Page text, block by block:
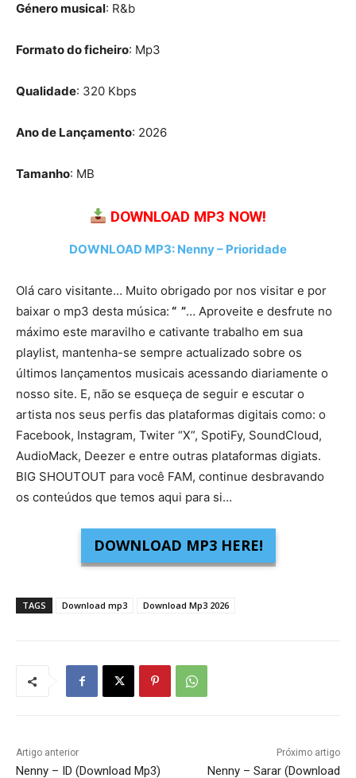
Género musical: R&b
Formato do ficheiro: Mp3
Qualidade: 320 Kbps
Ano de Lançamento: 2026
Tamanho: MB
DOWNLOAD MP3 NOW!
DOWNLOAD MP3: Nenny – Prioridade
Olá caro visitante… Muito obrigado por nos visitar e por
baixar o mp3 desta música: “ ”… Aproveite e desfrute no
máximo este maravilho e cativante trabalho em sua
playlist, mantenha-se sempre actualizado sobre os
últimos lançamentos musicais acessando diariamente o
nosso site. E, não se esqueça de seguir e escutar o
artista nos seus perfis das plataformas digitais como: o
Facebook, Instagram, Twiter “X”, SpotiFy, SoundCloud,
AudioMack, Deezer e entre outras plataformas digiats.
BIG SHOUTOUT para você FAM, continue desbravando
os conteúdos que temos aqui para si…
DOWNLOAD MP3 HERE!
TAGS Download mp3 Download Mp3 2026
Artigo anterior
Nenny – ID (Download Mp3)
Próximo artigo
Nenny – Sarar (Download